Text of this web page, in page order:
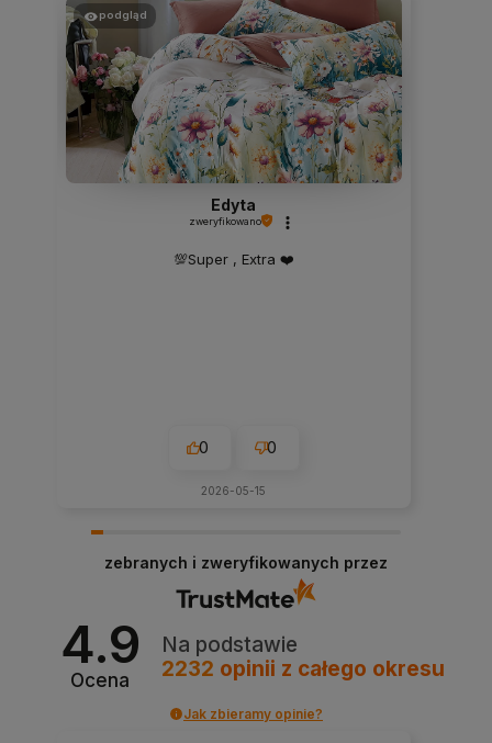
podgląd
Edyta
zweryfikowano
💯Super , Extra ❤️
0 0
2026-05-15
zebranych i zweryfikowanych przez
4.9
Ocena
Na podstawie
2232 opinii z całego okresu
Jak zbieramy opinie?